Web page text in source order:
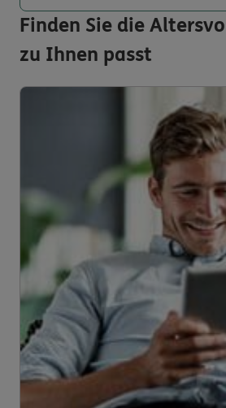
Finden Sie die
zu Ihnen passt